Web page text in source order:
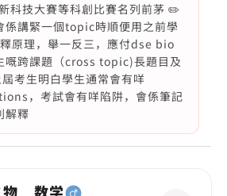
科技大賽等科創比賽名列前茅 ✏️
係講緊一個topic時順便用之前學
原理，舉一反三，應付dse bio
嘅跨課題（cross topic)長題目及
考生明白學生通常會有咩
，考試會有咩陷阱，會係筆記
解釋